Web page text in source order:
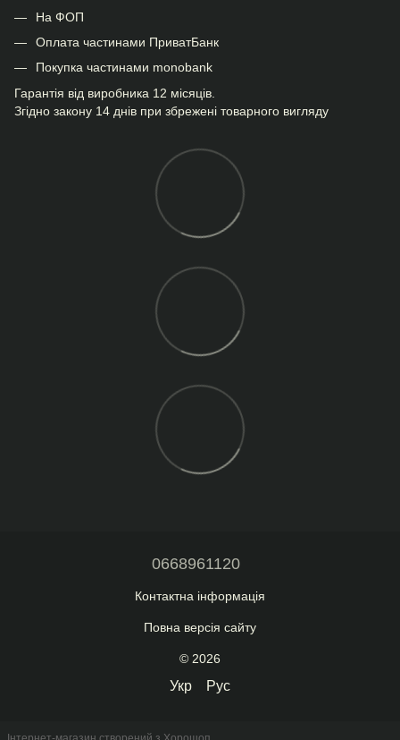
На ФОП
Оплата частинами ПриватБанк
Покупка частинами monobank
Гарантія від виробника 12 місяців.
Згідно закону 14 днів при збрежені товарного вигляду
0668961120
Контактна інформація
Повна версія сайту
© 2026
Укр Рус